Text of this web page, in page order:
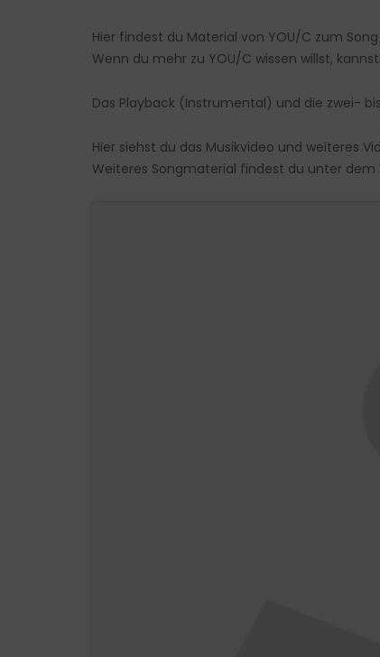
Hier findest du Material von YOU/C zum
Wenn du mehr zu YOU/C wissen willst,
Das Playback (Instrumental) und die zwei-
Hier siehst du das Musikvideo und weiteres
Weiteres Songmaterial findest du unter dem